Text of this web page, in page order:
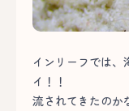
インリーフでは、
イ！！
流されてきたのか